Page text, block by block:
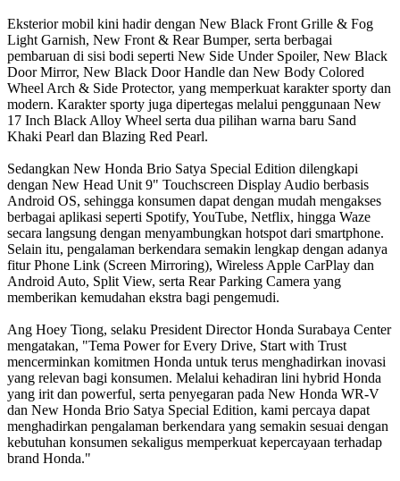
Eksterior mobil kini hadir dengan New Black Front Grille & Fog
Light Garnish, New Front & Rear Bumper, serta berbagai
pembaruan di sisi bodi seperti New Side Under Spoiler, New Black
Door Mirror, New Black Door Handle dan New Body Colored
Wheel Arch & Side Protector, yang memperkuat karakter sporty dan
modern. Karakter sporty juga dipertegas melalui penggunaan New
17 Inch Black Alloy Wheel serta dua pilihan warna baru Sand
Khaki Pearl dan Blazing Red Pearl.
Sedangkan New Honda Brio Satya Special Edition dilengkapi
dengan New Head Unit 9" Touchscreen Display Audio berbasis
Android OS, sehingga konsumen dapat dengan mudah mengakses
berbagai aplikasi seperti Spotify, YouTube, Netflix, hingga Waze
secara langsung dengan menyambungkan hotspot dari smartphone.
Selain itu, pengalaman berkendara semakin lengkap dengan adanya
fitur Phone Link (Screen Mirroring), Wireless Apple CarPlay dan
Android Auto, Split View, serta Rear Parking Camera yang
memberikan kemudahan ekstra bagi pengemudi.
Ang Hoey Tiong, selaku President Director Honda Surabaya Center
mengatakan, "Tema Power for Every Drive, Start with Trust
mencerminkan komitmen Honda untuk terus menghadirkan inovasi
yang relevan bagi konsumen. Melalui kehadiran lini hybrid Honda
yang irit dan powerful, serta penyegaran pada New Honda WR-V
dan New Honda Brio Satya Special Edition, kami percaya dapat
menghadirkan pengalaman berkendara yang semakin sesuai dengan
kebutuhan konsumen sekaligus memperkuat kepercayaan terhadap
brand Honda."